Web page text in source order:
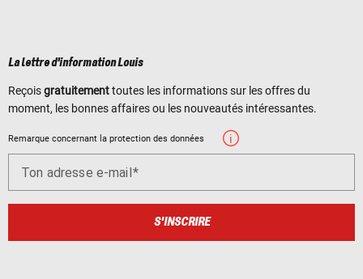
La lettre d'information Louis
Reçoisgratuitementtoutes les informations sur les offres du
moment, les bonnes affaires ou les nouveautés intéressantes.
Remarque concernant la protection des données
Ton adresse e-mail
S'INSCRIRE